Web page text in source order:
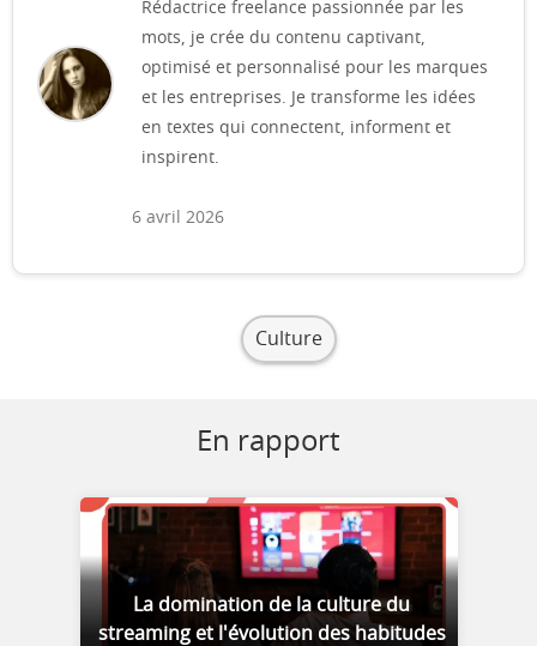
Rédactrice freelance passionnée par les
mots, je crée du contenu captivant,
optimisé et personnalisé pour les marques
et les entreprises. Je transforme les idées
en textes qui connectent, informent et
inspirent.
6 avril 2026
Culture
En rapport
La domination de la culture du
streaming et l'évolution des habitudes